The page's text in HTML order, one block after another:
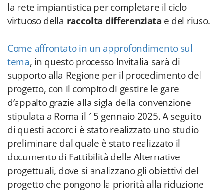
la rete impiantistica per completare il ciclo
virtuoso della raccolta differenziata e del riuso.
Come affrontato in un approfondimento sul
tema, in questo processo Invitalia sarà di
supporto alla Regione per il procedimento del
progetto, con il compito di gestire le gare
d’appalto grazie alla sigla della convenzione
stipulata a Roma il 15 gennaio 2025. A seguito
di questi accordi è stato realizzato uno studio
preliminare dal quale è stato realizzato il
documento di Fattibilità delle Alternative
progettuali, dove si analizzano gli obiettivi del
progetto che pongono la priorità alla riduzione